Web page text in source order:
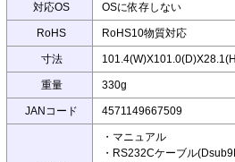
対応OS OSに依存しない
RoHS RoHS10物質対応
寸法
重量 330g
JANコード 4571149667509
・マニュアル
・RS232Cケーブル